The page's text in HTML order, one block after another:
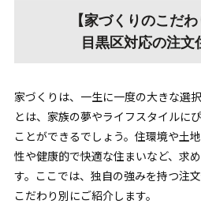
【家づくりのこだわ
目黒区対応の注文
家づくりは、一生に一度の大きな選
とは、家族の夢やライフスタイルに
ことができるでしょう。住環境や土
性や健康的で快適な住まいなど、求
す。ここでは、独自の強みを持つ注
こだわり別にご紹介します。